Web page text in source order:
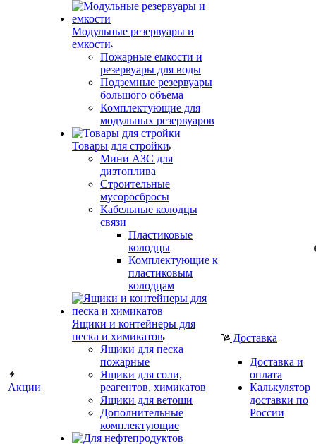
Акции
Модульные резервуары и
емкости
Пожарные емкости и
резервуары для воды
Подземные резервуары
большого объема
Комплектующие для
модульных резервуаров
Товары для стройки
Мини АЗС для
дизтоплива
Строительные
мусоросбросы
Кабельные колодцы
связи
Пластиковые
колодцы
Комплектующие к
пластиковым
колодцам
Ящики и контейнеры для
песка и химикатов
Ящики для песка
пожарные
Ящики для соли,
реагентов, химикатов
Ящики для ветоши
Дополнительные
комплектующие
Доставка
Доставка и
оплата
Калькулятор
доставки по
России